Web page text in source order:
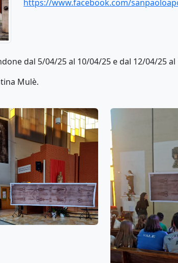
https://www.facebook.com/
dal 5/04/25 al 10/04/25 e dal 12/04/25
Mulè.